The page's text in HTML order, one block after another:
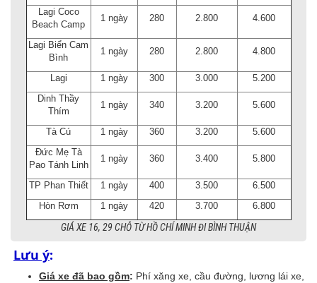
Lagi Coco
Beach Camp
1 ngày 280 2.800 4.600
Lagi Biển Cam
Bình
1 ngày 280 2.800 4.800
Lagi 1 ngày 300 3.000
5.200
Dinh Thầy
Thím
1 ngày 340 3.200 5.600
Tà Cú 1 ngày 360 3.200
5.600
Đức Mẹ Tà
Pao Tánh Linh
1 ngày 360 3.400 5.800
TP Phan Thiết 1 ngày 400 3.500
6.500
Hòn Rơm
1 ngày 420 3.700 6.800
GIÁ XE 16, 29 CHỖ TỪ HỒ CHÍ MINH ĐI BÌNH THUẬN
Lưu ý:
Giá xe đã bao gồm: Phí xăng xe, cầu đường, lương lái xe,